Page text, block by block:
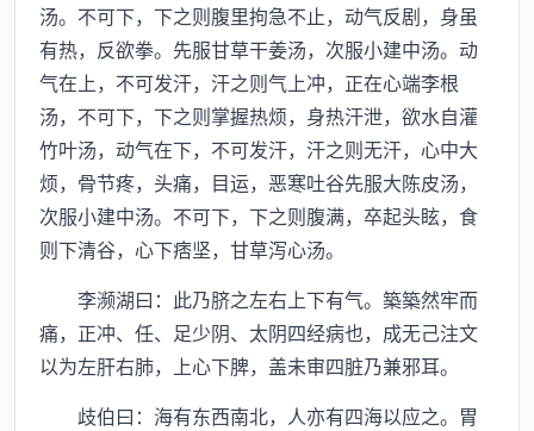
汤。不可下，下之则腹里拘急不止，动气反剧，身虽
有热，反欲拳。先服甘草干姜汤，次服小建中汤。动
气在上，不可发汗，汗之则气上冲，正在心端李根
汤，不可下，下之则掌握热烦，身热汗泄，欲水自灌
竹叶汤，动气在下，不可发汗，汗之则无汗，心中大
烦，骨节疼，头痛，目运，恶寒吐谷先服大陈皮汤，
次服小建中汤。不可下，下之则腹满，卒起头眩，食
则下清谷，心下痞坚，甘草泻心汤。
李濒湖曰：此乃脐之左右上下有气。築築然牢而
痛，正冲、任、足少阴、太阴四经病也，成无己注文
以为左肝右肺，上心下脾，盖未审四脏乃兼邪耳。
歧伯曰：海有东西南北，人亦有四海以应之。胃